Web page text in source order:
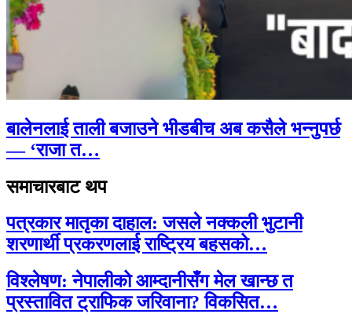
बालेनलाई ताली बजाउने भीडबीच अब कसैले भन्नुपर्छ
— ‘राजा त…
समाचारबाट थप
पत्रकार मातृका दाहाल: जसले नक्कली भुटानी
शरणार्थी प्रकरणलाई राष्ट्रिय बहसको…
विश्लेषण: नेपालीको आम्दानीसँग मेल खान्छ त
प्रस्तावित ट्राफिक जरिवाना? विकसित…